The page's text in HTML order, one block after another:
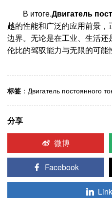
В итоге.Двигатель
越的性能和广泛的应用前景
边界。无论是在工业、生活
伦比的驾驭能力与无限的可能
标签 ： Двигатель постоянного
分享
微博
Facebook